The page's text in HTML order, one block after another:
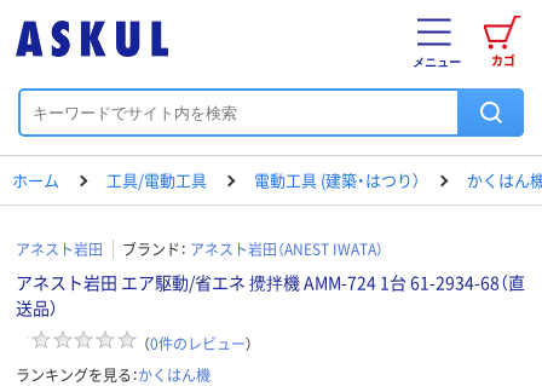
カゴ
メニュー
ホーム 工具/電動工具 電動工具 (建築・はつり） かくはん
アネスト岩田 ブランド： アネスト岩田（ANEST IWATA）
アネスト岩田 エア駆動/省エネ 攪拌機 AMM-724 1台 61-2934-68（直
送品）
（0件のレビュー）
ランキングを見る：かくはん機